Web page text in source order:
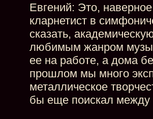
Евгений: Это,
кларнетист в
сказать,
любимым жанром
ее на работе, а дома
прошлом мы много
металлическое
бы еще поискал между